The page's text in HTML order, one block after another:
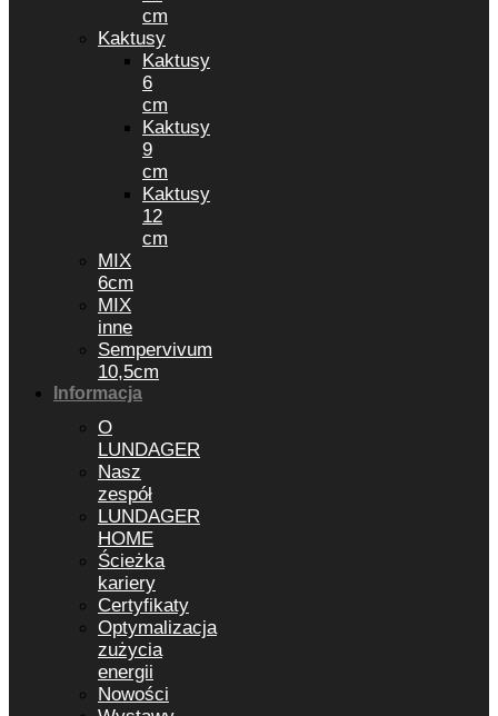
cm
Kaktusy
Kaktusy
6
cm
Kaktusy
9
cm
Kaktusy
12
cm
MIX
6cm
MIX
inne
Sempervivum
10,5cm
Informacja
O
LUNDAGER
Nasz
zespół
LUNDAGER
HOME
Ścieżka
kariery
Certyfikaty
Optymalizacja
zużycia
energii
Nowości